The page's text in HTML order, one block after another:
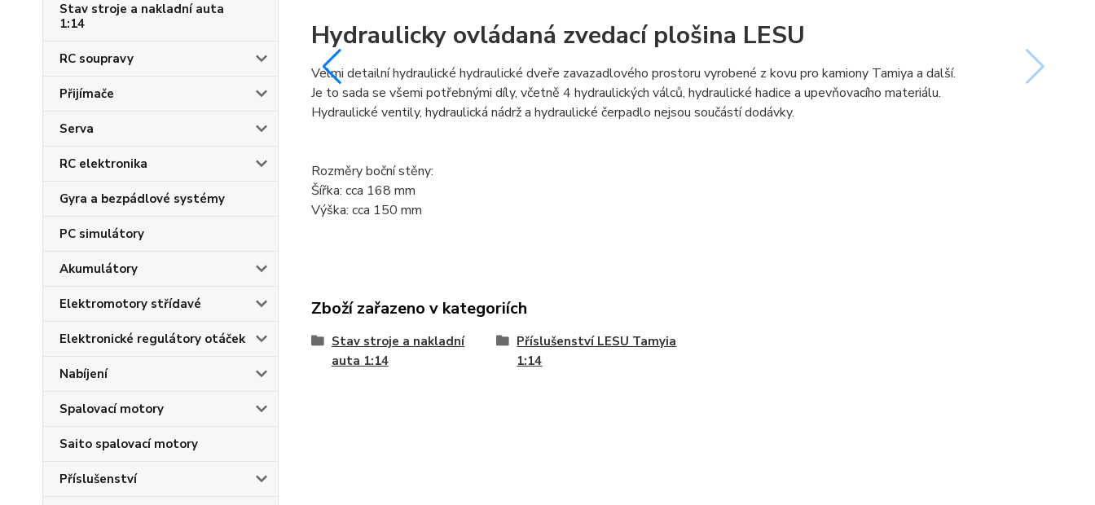
Stav stroje a nakladní auta
1:14
RC soupravy
Přijímače
Serva
RC elektronika
Gyra a bezpádlové systémy
PC simulátory
Akumulátory
Elektromotory střídavé
Elektronické regulátory otáček
Nabíjení
Spalovací motory
Saito spalovací motory
Příslušenství
Hydraulicky ovládaná zvedací plošina LESU
Velmi detailní hydraulické hydraulické dveře zavazadlového prostoru vyrobené z kovu pro kamiony Tamiya a další.
Je to sada se všemi potřebnými díly, včetně 4 hydraulických válců, hydraulické hadice a upevňovacího materiálu.
Hydraulické ventily, hydraulická nádrž a hydraulické čerpadlo nejsou součástí dodávky.
Rozměry boční stěny:
Šířka: cca 168 mm
Výška: cca 150 mm
Zboží zařazeno v kategoriích
Stav stroje a nakladní
auta 1:14
Příslušenství LESU Tamyia
1:14